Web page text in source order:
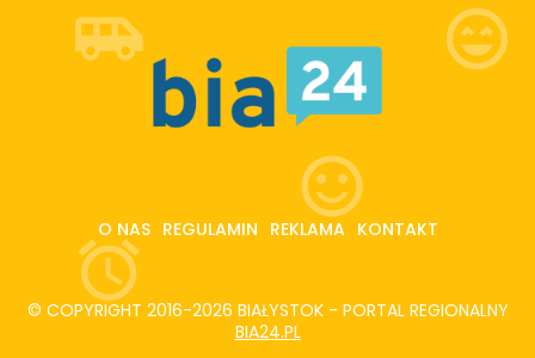
O NAS REGULAMIN REKLAMA KONTAKT
© COPYRIGHT 2016-2026 BIAŁYSTOK - PORTAL REGIONALNY
BIA24.PL